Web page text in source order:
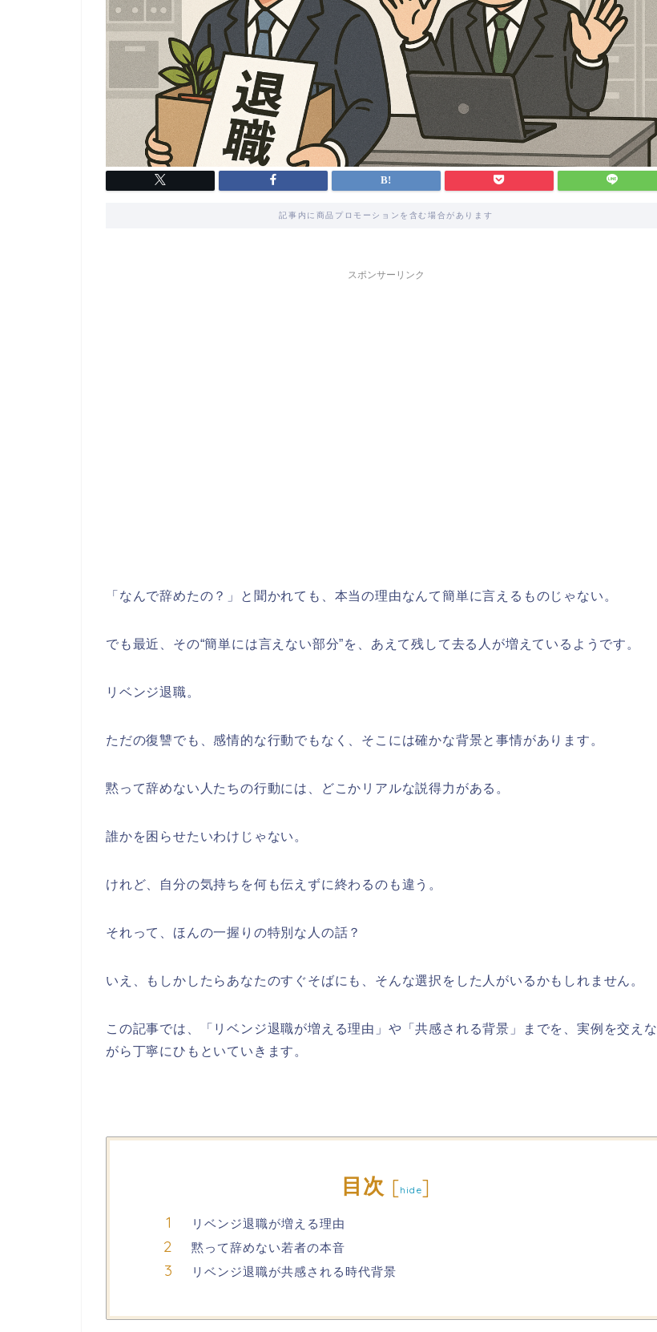
記事内に商品プロモーションを含む場合があります
スポンサーリンク
「なんで辞めたの？」と聞かれても、本当の理由なんて簡単に言えるものじゃない。
でも最近、その“簡単には言えない部分”を、あえて残して去る人が増えているようです。
リベンジ退職。
ただの復讐でも、感情的な行動でもなく、そこには確かな背景と事情があります。
黙って辞めない人たちの行動には、どこかリアルな説得力がある。
誰かを困らせたいわけじゃない。
けれど、自分の気持ちを何も伝えずに終わるのも違う。
それって、ほんの一握りの特別な人の話？
いえ、もしかしたらあなたのすぐそばにも、そんな選択をした人がいるかもしれません。
この記事では、「リベンジ退職が増える理由」や「共感される背景」までを、実例を交えな
がら丁寧にひもといていきます。
目次 [hide]
リベンジ退職が増える理由
黙って辞めない若者の本音
リベンジ退職が共感される時代背景